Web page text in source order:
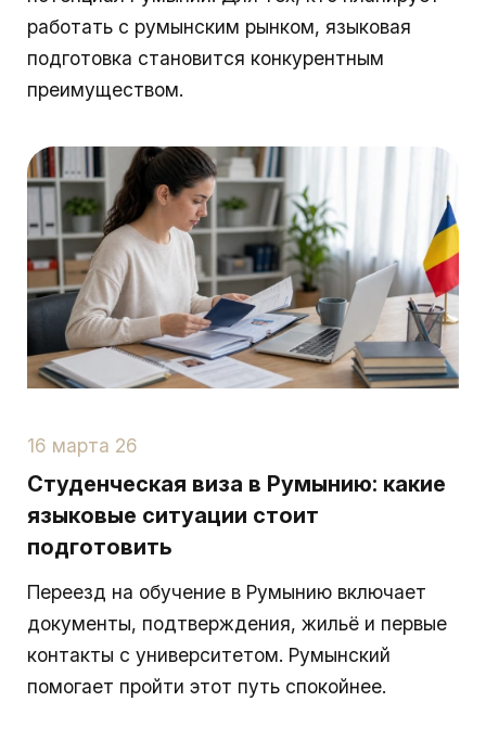
работать с румынским рынком, языковая
подготовка становится конкурентным
преимуществом.
16 марта 26
Студенческая виза в Румынию: какие
языковые ситуации стоит
подготовить
Переезд на обучение в Румынию включает
документы, подтверждения, жильё и первые
контакты с университетом. Румынский
помогает пройти этот путь спокойнее.